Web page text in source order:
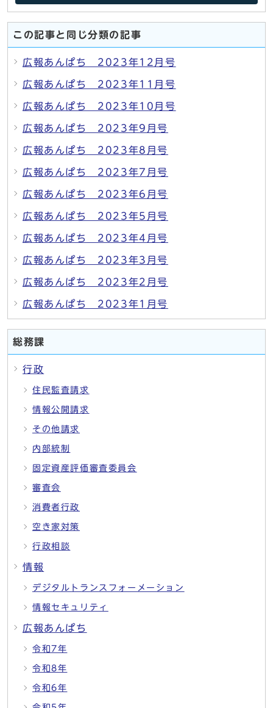
この記事と同じ分類の記事
広報あんぱち 2023年12月号
広報あんぱち 2023年11月号
広報あんぱち 2023年10月号
広報あんぱち 2023年9月号
広報あんぱち 2023年8月号
広報あんぱち 2023年7月号
広報あんぱち 2023年6月号
広報あんぱち 2023年5月号
広報あんぱち 2023年4月号
広報あんぱち 2023年3月号
広報あんぱち 2023年2月号
広報あんぱち 2023年1月号
総務課
行政
住民監査請求
情報公開請求
その他請求
内部統制
固定資産評価審査委員会
審査会
消費者行政
空き家対策
行政相談
情報
デジタルトランスフォーメーション
情報セキュリティ
広報あんぱち
令和7年
令和8年
令和6年